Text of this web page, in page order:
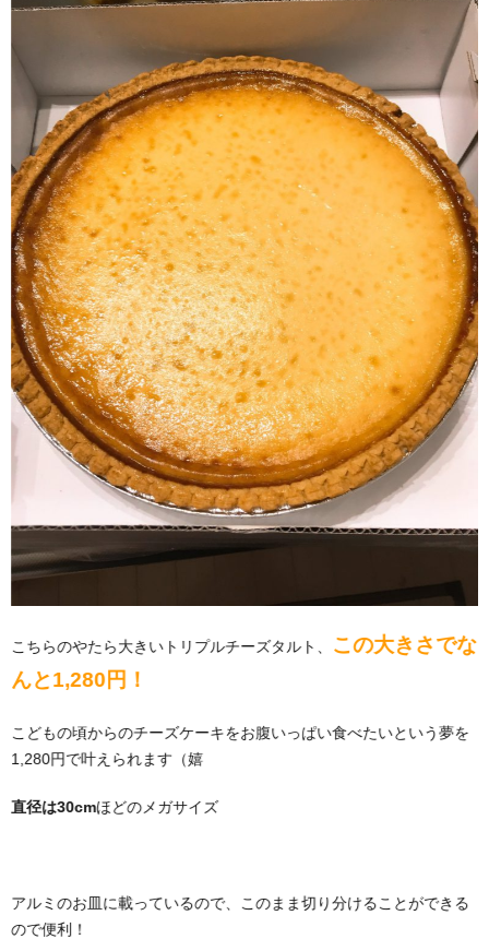
こちらのやたら大きいトリプルチーズタルト、
この大きさでな
んと1,280円！
こどもの頃からのチーズケーキをお腹いっぱい食べたいという夢を
1,280円で叶えられます（嬉
直径は30cmほどのメガサイズ
アルミのお皿に載っているので、このまま切り分けることができる
ので便利！